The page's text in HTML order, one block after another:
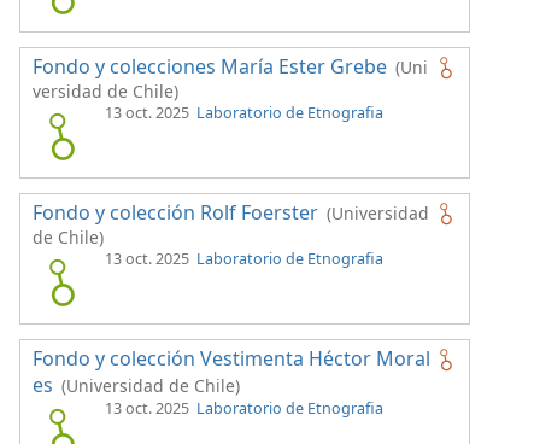
Fondo y colecciones María Ester Grebe (Uni
versidad de Chile)
13 oct. 2025 Laboratorio de Etnografia
Fondo y colección Rolf Foerster (Universidad
de Chile)
13 oct. 2025 Laboratorio de Etnografia
Fondo y colección Vestimenta Héctor Moral
es (Universidad de Chile)
13 oct. 2025 Laboratorio de Etnografia